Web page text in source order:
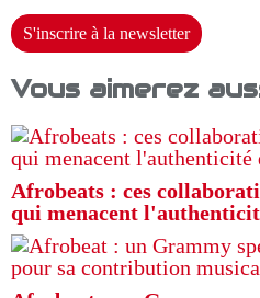
S'inscrire à la newsletter
Vous aimerez
Afrobeats : ces
qui menacent